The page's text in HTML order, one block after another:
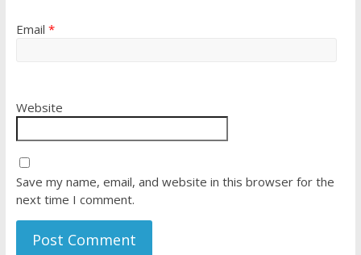
Email *
Website
Save my name, email, and website in this browser for the
next time I comment.